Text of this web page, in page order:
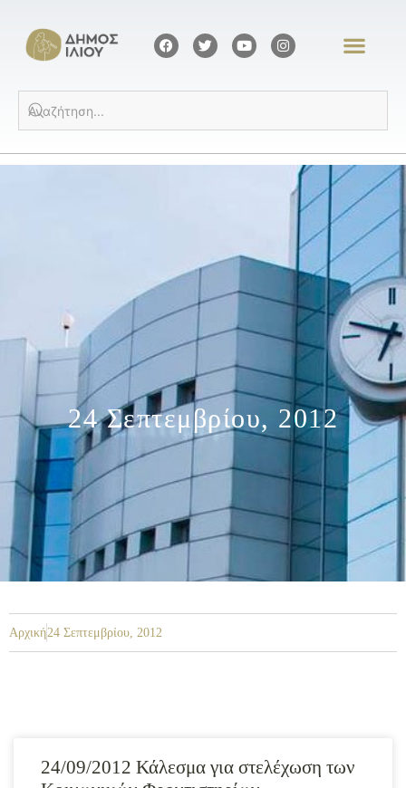
24 Σεπτεμβρίου, 2012
Αρχική24 Σεπτεμβρίου, 2012
24/09/2012 Κάλεσμα για στελέχωση των